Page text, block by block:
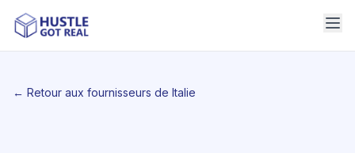
← Retour aux fournisseurs de Italie